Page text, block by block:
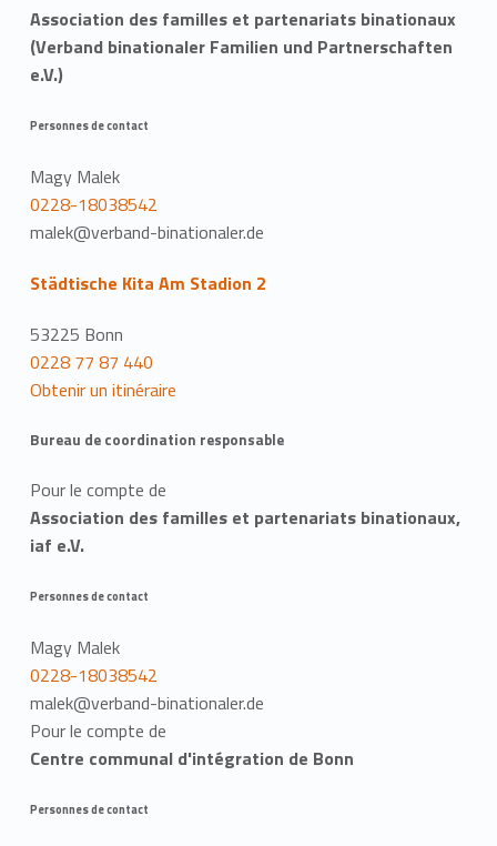
Association des familles et partenariats binationaux
(Verband binationaler Familien und Partnerschaften
e.V.)
Personnes de contact
Magy Malek
0228-18038542
malek@verband-binationaler.de
Städtische Kita Am Stadion 2
53225 Bonn
0228 77 87 440
Obtenir un itinéraire
Bureau de coordination responsable
Pour le compte de
Association des familles et partenariats binationaux,
iaf e.V.
Personnes de contact
Magy Malek
0228-18038542
malek@verband-binationaler.de
Pour le compte de
Centre communal d'intégration de Bonn
Personnes de contact